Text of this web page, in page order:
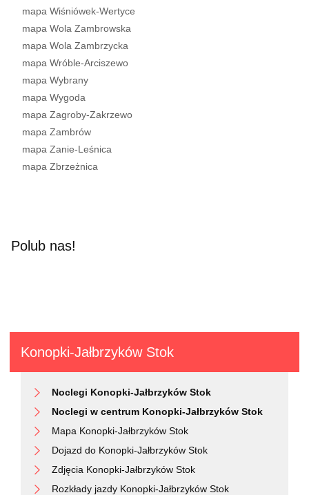
mapa Wiśniówek-Wertyce
mapa Wola Zambrowska
mapa Wola Zambrzycka
mapa Wróble-Arciszewo
mapa Wybrany
mapa Wygoda
mapa Zagroby-Zakrzewo
mapa Zambrów
mapa Zanie-Leśnica
mapa Zbrzeżnica
Polub nas!
Konopki-Jałbrzyków Stok
Noclegi Konopki-Jałbrzyków Stok
Noclegi w centrum Konopki-Jałbrzyków Stok
Mapa Konopki-Jałbrzyków Stok
Dojazd do Konopki-Jałbrzyków Stok
Zdjęcia Konopki-Jałbrzyków Stok
Rozkłady jazdy Konopki-Jałbrzyków Stok